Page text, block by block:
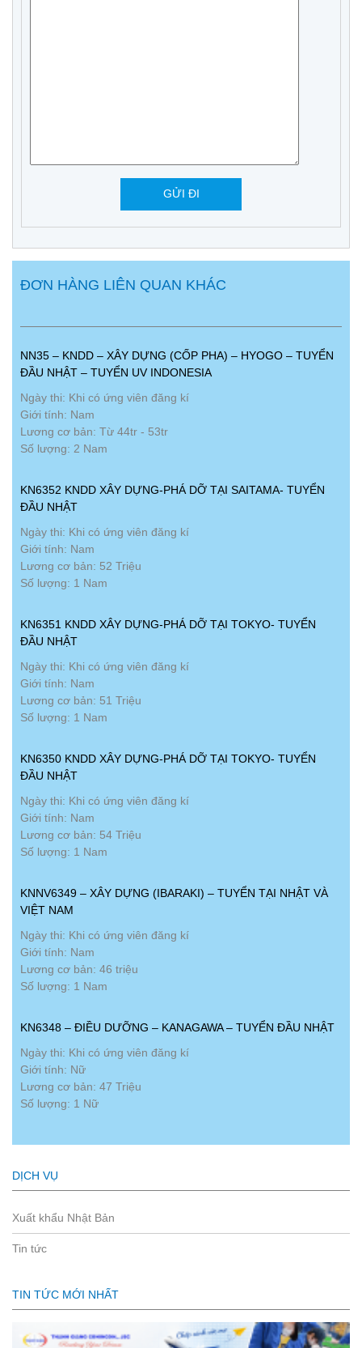
ĐƠN HÀNG LIÊN QUAN KHÁC
NN35 – KNDD – XÂY DỰNG (CỐP PHA) – HYOGO – TUYỂN
ĐẦU NHẬT – TUYỂN UV INDONESIA
Ngày thi: Khi có ứng viên đăng kí
Giới tính: Nam
Lương cơ bản: Từ 44tr - 53tr
Số lượng: 2 Nam
KN6352 KNDD XÂY DỰNG-PHÁ DỠ TẠI SAITAMA- TUYỂN
ĐẦU NHẬT
Ngày thi: Khi có ứng viên đăng kí
Giới tính: Nam
Lương cơ bản: 52 Triệu
Số lượng: 1 Nam
KN6351 KNDD XÂY DỰNG-PHÁ DỠ TẠI TOKYO- TUYỂN
ĐẦU NHẬT
Ngày thi: Khi có ứng viên đăng kí
Giới tính: Nam
Lương cơ bản: 51 Triệu
Số lượng: 1 Nam
KN6350 KNDD XÂY DỰNG-PHÁ DỠ TẠI TOKYO- TUYỂN
ĐẦU NHẬT
Ngày thi: Khi có ứng viên đăng kí
Giới tính: Nam
Lương cơ bản: 54 Triệu
Số lượng: 1 Nam
KNNV6349 – XÂY DỰNG (IBARAKI) – TUYỂN TẠI NHẬT VÀ
VIỆT NAM
Ngày thi: Khi có ứng viên đăng kí
Giới tính: Nam
Lương cơ bản: 46 triệu
Số lượng: 1 Nam
KN6348 – ĐIỀU DƯỠNG – KANAGAWA – TUYỂN ĐẦU NHẬT
Ngày thi: Khi có ứng viên đăng kí
Giới tính: Nữ
Lương cơ bản: 47 Triệu
Số lượng: 1 Nữ
DỊCH VỤ
Xuất khẩu Nhật Bản
Tin tức
TIN TỨC MỚI NHẤT